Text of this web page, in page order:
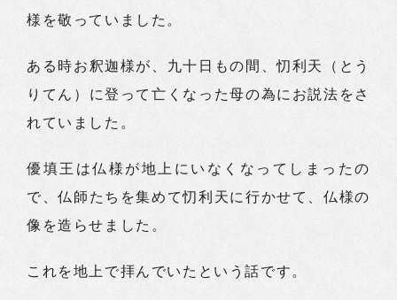
様を敬っていました。
ある時お釈迦様が、九十日もの間、忉利天（とう
りてん）に登って亡くなった母の為にお説法をさ
れていました。
優填王は仏様が地上にいなくなってしまったの
で、仏師たちを集めて忉利天に行かせて、仏様の
像を造らせました。
これを地上で拝んでいたという話です。